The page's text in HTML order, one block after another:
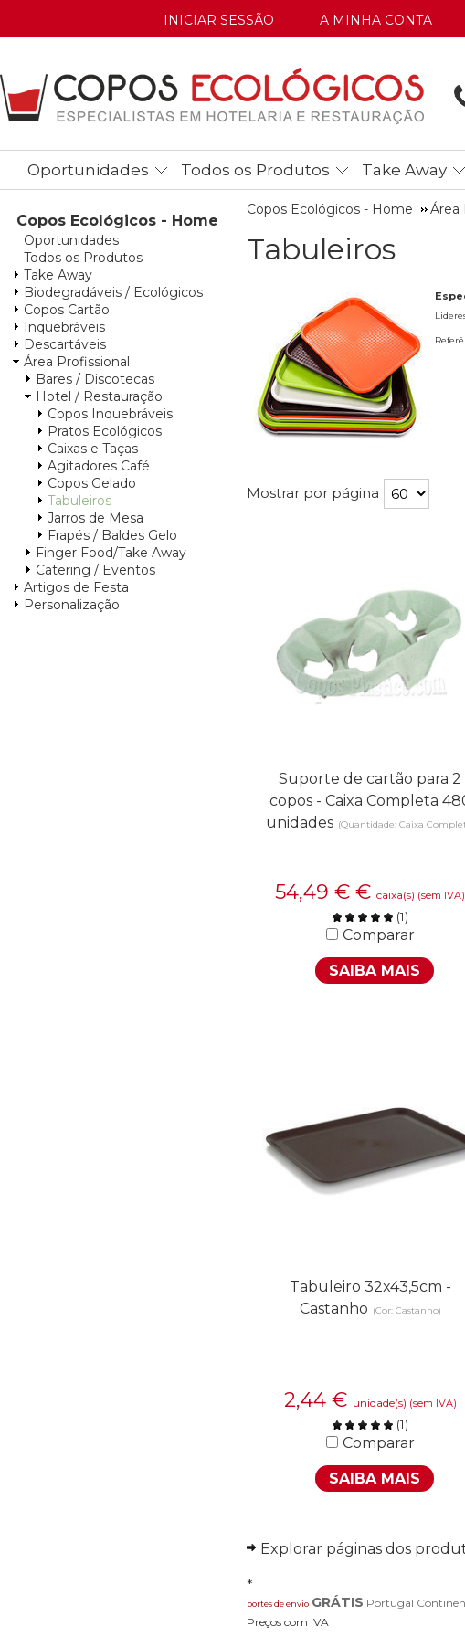
INICIAR SESSÃO A MINHA CONTA
Oportunidades Todos os Produtos Take Away
Copos Ecológicos - Home
Oportunidades
Todos os Produtos
Take Away
Biodegradáveis / Ecológicos
Copos Cartão
Inquebráveis
Descartáveis
Área Profissional
Bares / Discotecas
Hotel / Restauração
Copos Inquebráveis
Pratos Ecológicos
Caixas e Taças
Agitadores Café
Copos Gelado
Tabuleiros
Jarros de Mesa
Frapés / Baldes Gelo
Finger Food/Take Away
Catering / Eventos
Artigos de Festa
Personalização
Copos Ecológicos - Home Área
Tabuleiros
Mostrar por página
Suporte de cartão para 2
copos - Caixa Completa
unidades (Quantidade: Caixa
54,49 € € caixa(s) (sem IVA)
(1)
Comparar
SAIBA MAIS
Tabuleiro 32x43,5cm -
Castanho (Cor: Castanho)
2,44 € unidade(s) (sem IVA)
(1)
Comparar
SAIBA MAIS
Explorar páginas dos
*
portes de envio GRÁTIS Portugal
Preços com IVA